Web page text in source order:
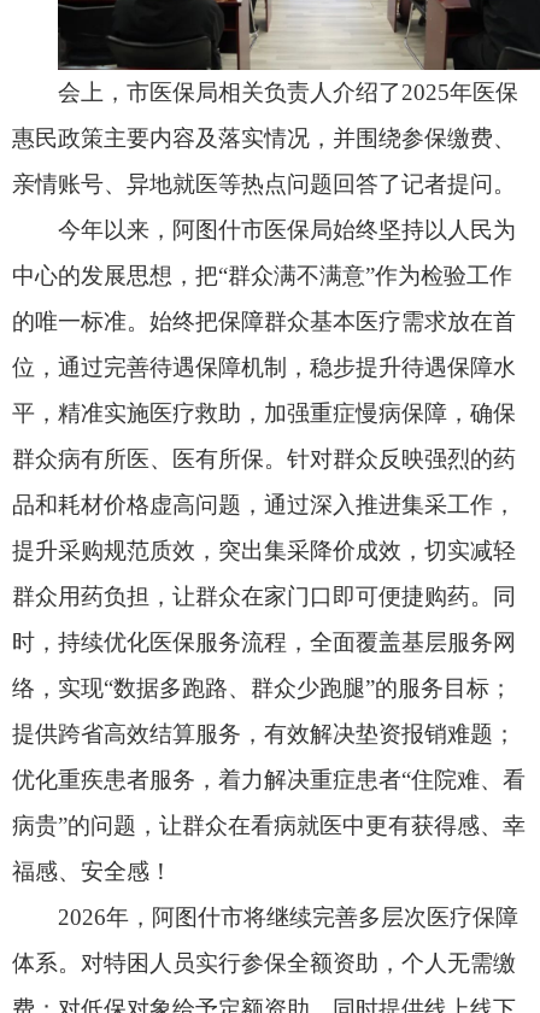
的唯一标准。始终把保障群众基本医疗需求放在首
位，通过完善待遇保障机制，稳步提升待遇保障水
平，精准实施医疗救助，加强重症慢病保障，确保
群众病有所医、医有所保。针对群众反映强烈的药
品和耗材价格虚高问题，通过深入推进集采工作，
提升采购规范质效，突出集采降价成效，切实减轻
时，持续优化医保服务流程，全面覆盖基层服务网
络，实现“数据多跑路、群众少跑腿”的服务目标；
提供跨省高效结算服务，有效解决垫资报销难题；
优化重疾患者服务，着力解决重症患者“住院难、看
病贵”的问题，让群众在看病就医中更有获得感、幸
2026年，阿图什市将继续完善多层次医疗保障
体系。对特困人员实行参保全额资助，个人无需缴
费；对低保对象给予定额资助。同时提供线上线下
多元缴费渠道，并为老年人等特殊群体提供现场指
导，确保“不漏一人、不落一户”，推动各项惠民政